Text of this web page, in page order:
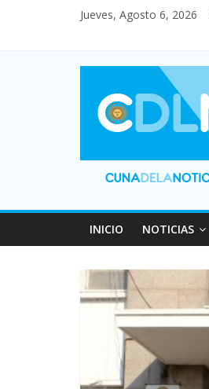
Jueves, Agosto 6, 2026
INICIO NOTICIAS